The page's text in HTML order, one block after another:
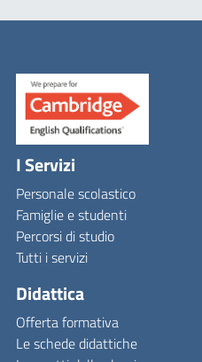
I Servizi
Personale scolastico
Famiglie e studenti
Percorsi di studio
Tutti i servizi
Didattica
Offerta formativa
Le schede didattiche